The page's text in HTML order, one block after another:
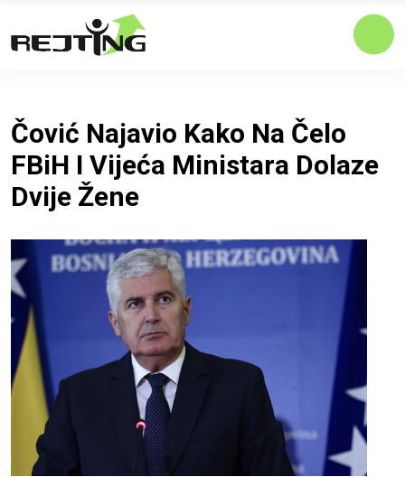
Čović Najavio Kako Na Čelo
FBiH I Vijeća Ministara Dolaze
Dvije Žene